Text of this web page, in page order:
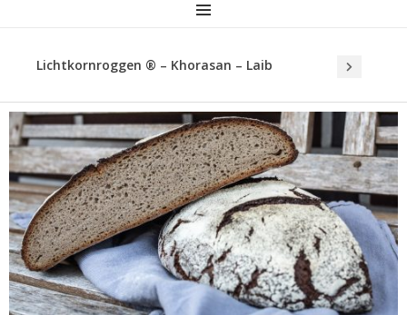
MENU
Lichtkornroggen ® – Khorasan – Laib